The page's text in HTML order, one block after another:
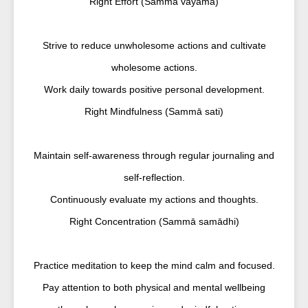
Strive to reduce unwholesome actions and cultivate
wholesome actions.
Work daily towards positive personal development.
Right Mindfulness (Sammā sati)
Maintain self-awareness through regular journaling and
self-reflection.
Continuously evaluate my actions and thoughts.
Right Concentration (Sammā samādhi)
Practice meditation to keep the mind calm and focused.
Pay attention to both physical and mental wellbeing